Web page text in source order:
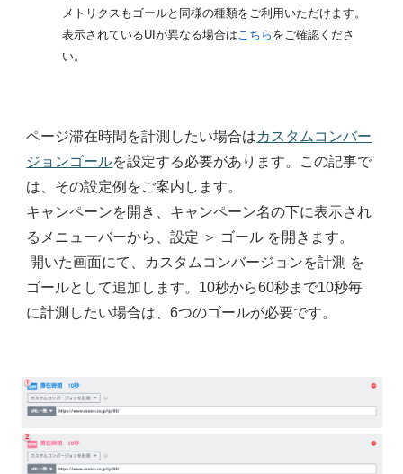
メトリクスもゴールと同様の種類をご利用いただけます。
表示されているUIが異なる場合はこちら をご確認くださ
い。
ページ滞在時間を計測したい場合はカスタムコンバー
ジョンゴールを設定する必要があります。この記事で
は、その設定例をご案内します。
キャンペーンを開き、キャンペーン名の下に表示され
るメニューバーから、設定 ＞ ゴール を開きます。
開いた画面にて、カスタムコンバージョンを計測 を
ゴールとして追加します。10秒から60秒まで10秒毎
に計測したい場合は、6つのゴールが必要です。